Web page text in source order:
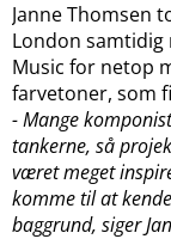
Janne Thomsen
London samtidig
Music for netop
farvetoner, som
- Mange
tankerne, så
været meget
komme til at
baggrund, siger